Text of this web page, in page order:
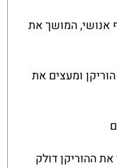
אנושי, המושך את
ומעצים את
ההוריקן דולק